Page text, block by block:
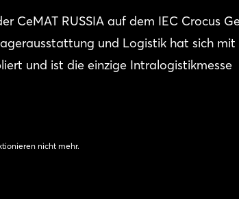
CeMAT RUSSIA auf dem IEC Crocus
und Logistik hat sich mit
und ist die einzige Intralogistikmesse
nicht mehr.